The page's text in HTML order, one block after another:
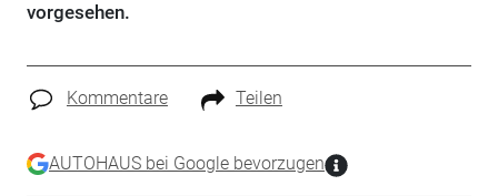
vorgesehen.
Kommentare Teilen
AUTOHAUS bei Google bevorzugen